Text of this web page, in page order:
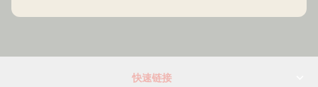
快速链接